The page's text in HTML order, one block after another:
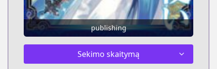
publishing
Sekimo skaitymą